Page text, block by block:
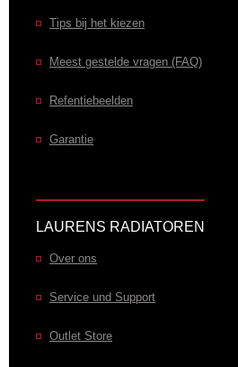
Tips bij het kiezen
Meest gestelde vragen (FAQ)
Refentiebeelden
Garantie
LAURENS RADIATOREN
Over ons
Service und Support
Outlet Store